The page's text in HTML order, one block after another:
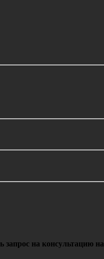
на консультацию на